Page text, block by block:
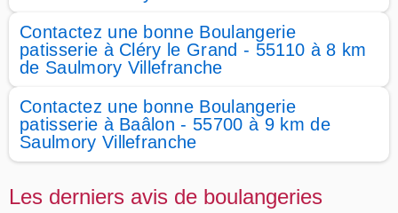
Contactez une bonne Boulangerie
patisserie à Cléry le Grand - 55110 à 8 km
de Saulmory Villefranche
Contactez une bonne Boulangerie
patisserie à Baâlon - 55700 à 9 km de
Saulmory Villefranche
Les derniers avis de boulangeries